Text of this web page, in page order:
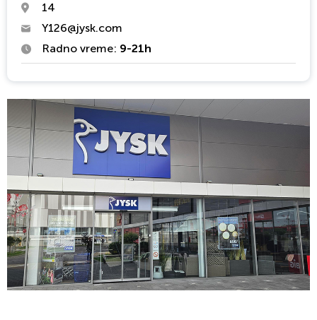
14
Y126@jysk.com
Radno vreme: 9-21h